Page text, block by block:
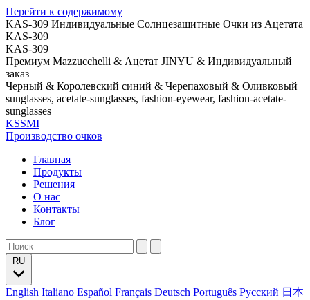
Перейти к содержимому
KAS-309 Индивидуальные Солнцезащитные Очки из Ацетата
KAS-309
KAS-309
Премиум Mazzucchelli & Ацетат JINYU & Индивидуальный
заказ
Черный & Королевский синий & Черепаховый & Оливковый
sunglasses, acetate-sunglasses, fashion-eyewear, fashion-acetate-
sunglasses
KSSMI
Производство очков
Главная
Продукты
Решения
О нас
Контакты
Блог
English Italiano Español Français Deutsch Português Русский 日本